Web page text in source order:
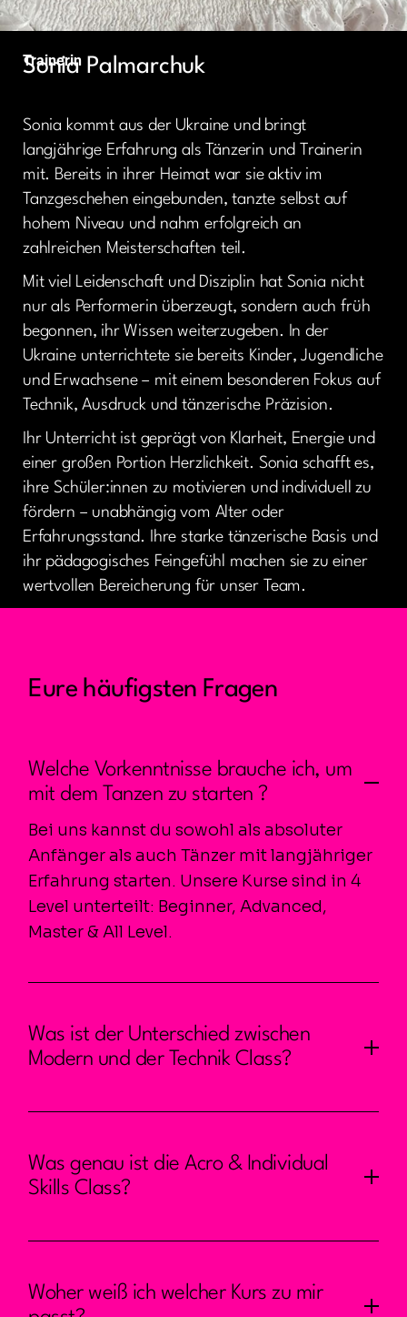
Sonia Palmarchuk
Trainerin
Sonia kommt aus der Ukraine und bringt
langjährige Erfahrung als Tänzerin und Trainerin
mit. Bereits in ihrer Heimat war sie aktiv im
Tanzgeschehen eingebunden, tanzte selbst auf
hohem Niveau und nahm erfolgreich an
zahlreichen Meisterschaften teil.
Mit viel Leidenschaft und Disziplin hat Sonia nicht
nur als Performerin überzeugt, sondern auch früh
begonnen, ihr Wissen weiterzugeben. In der
Ukraine unterrichtete sie bereits Kinder, Jugendliche
und Erwachsene – mit einem besonderen Fokus auf
Technik, Ausdruck und tänzerische Präzision.
Ihr Unterricht ist geprägt von Klarheit, Energie und
einer großen Portion Herzlichkeit. Sonia schafft es,
ihre Schüler:innen zu motivieren und individuell zu
fördern – unabhängig vom Alter oder
Erfahrungsstand. Ihre starke tänzerische Basis und
ihr pädagogisches Feingefühl machen sie zu einer
wertvollen Bereicherung für unser Team.
Eure häufigsten Fragen
Welche Vorkenntnisse brauche ich, um
mit dem Tanzen zu starten ?
Bei uns kannst du sowohl als absoluter
Anfänger als auch Tänzer mit langjähriger
Erfahrung starten. Unsere Kurse sind in 4
Level unterteilt: Beginner, Advanced,
Master & All Level.
Was ist der Unterschied zwischen
Modern und der Technik Class?
Was genau ist die Acro & Individual
Skills Class?
Woher weiß ich welcher Kurs zu mir